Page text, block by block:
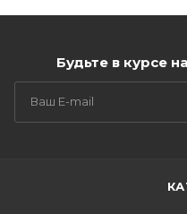
Будьте в курсе